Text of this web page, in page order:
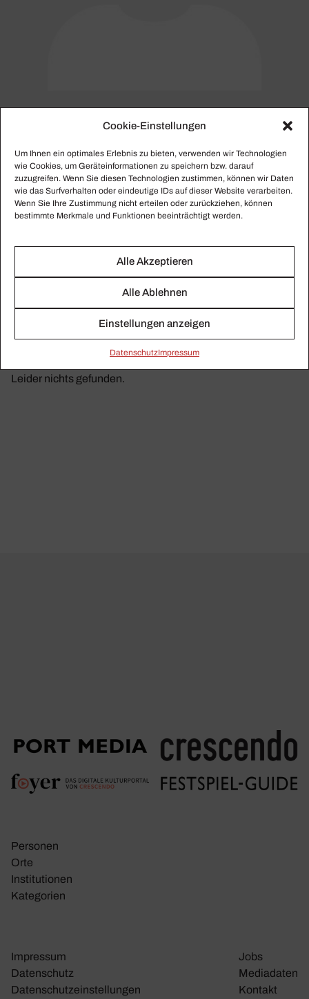
Cookie-Einstellungen
Um Ihnen ein optimales Erlebnis zu bieten, verwenden wir Technologien
wie Cookies, um Geräteinformationen zu speichern bzw. darauf
zuzugreifen. Wenn Sie diesen Technologien zustimmen, können wir Daten
wie das Surfverhalten oder eindeutige IDs auf dieser Website verarbeiten.
Wenn Sie Ihre Zustimmung nicht erteilen oder zurückziehen, können
bestimmte Merkmale und Funktionen beeinträchtigt werden.
Alle Akzeptieren
Alle Ablehnen
Einstellungen anzeigen
Daten­schutzImpressum
PERSONENSEITE
Tim Isfort
Hier finden Sie alle gesammelten Beiträge zu Tim Isfort.
Leider nichts gefunden.
Personen
Orte
Insti­tu­tionen
Kate­go­rien
Impressum
Daten­schutz
Daten­schutz­ein­stel­lungen
Jobs
Media­daten
Kontakt